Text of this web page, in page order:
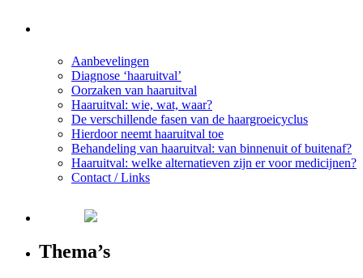
Aanbevelingen
Diagnose ‘haaruitval’
Oorzaken van haaruitval
Haaruitval: wie, wat, waar?
De verschillende fasen van de haargroeicyclus
Hierdoor neemt haaruitval toe
Behandeling van haaruitval: van binnenuit of buitenaf?
Haaruitval: welke alternatieven zijn er voor medicijnen?
Contact / Links
Thema’s